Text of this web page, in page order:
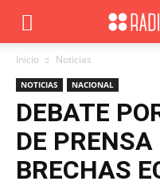
Inicio Noticias
NOTICIAS NACIONAL
DEBATE
DE PRENSA
BRECHAS